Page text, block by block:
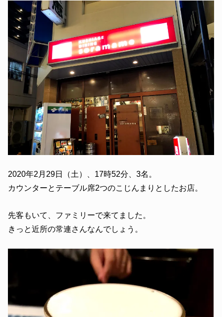
2020年2月29日（土）、17時52分、3名。
カウンターとテーブル席2つのこじんまりとしたお店。
先客もいて、ファミリーで来てました。
きっと近所の常連さんなんでしょう。